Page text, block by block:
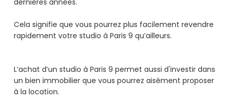
dernières années.
Cela signifie que vous pourrez plus facilement revendre
rapidement votre studio à Paris 9 qu’ailleurs.
L’achat d’un studio à Paris 9 permet aussi d'investir dans
un bien immobilier que vous pourrez aisément proposer
à la location.